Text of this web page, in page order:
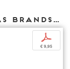
Weitere Texte von Thomas Brandstetter bei DIAPHANES
p
€ 9,95